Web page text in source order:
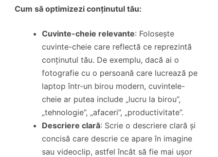
Cum să optimizezi conținutul tău:
Cuvinte-cheie relevante: Folosește
cuvinte-cheie care reflectă ce reprezintă
conținutul tău. De exemplu, dacă ai o
fotografie cu o persoană care lucrează pe
laptop într-un birou modern, cuvintele-
cheie ar putea include „lucru la birou”,
„tehnologie”, „afaceri”, „productivitate”.
Descriere clară: Scrie o descriere clară și
concisă care descrie ce apare în imagine
sau videoclip, astfel încât să fie mai ușor